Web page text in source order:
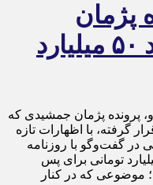
پژمان
جمشیدی از پیشنهاد ۵۰ میلیارد
پرونده پژمان جمشیدی که
گرفته، با اظهارات تازه
گفت‌و‌گو با روزنامه
مدعی شده پیشنهادی ۵۰ میلیارد تومانی برای پس
موضوعی که در کنار